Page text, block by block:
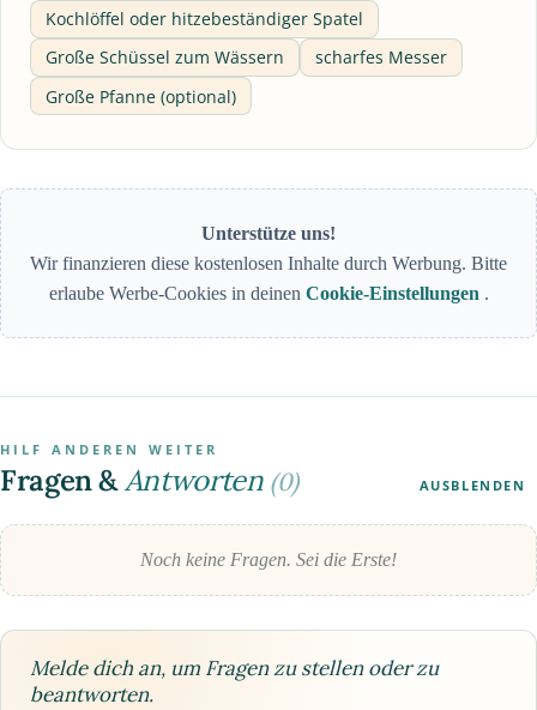
Kochlöffel oder hitzebeständiger Spatel
Große Schüssel zum Wässern
scharfes Messer
Große Pfanne (optional)
Unterstütze uns!
Wir finanzieren diese kostenlosen Inhalte durch Werbung. Bitte
erlaube Werbe-Cookies in deinen Cookie-Einstellungen .
HILF ANDEREN WEITER
Fragen &Antworten (0) AUSBLENDEN
Noch keine Fragen. Sei die Erste!
Melde dich an, um Fragen zu stellen oder zu
beantworten.